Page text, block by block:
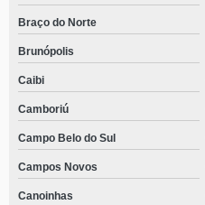
Braço do Norte
Brunópolis
Caibi
Camboriú
Campo Belo do Sul
Campos Novos
Canoinhas